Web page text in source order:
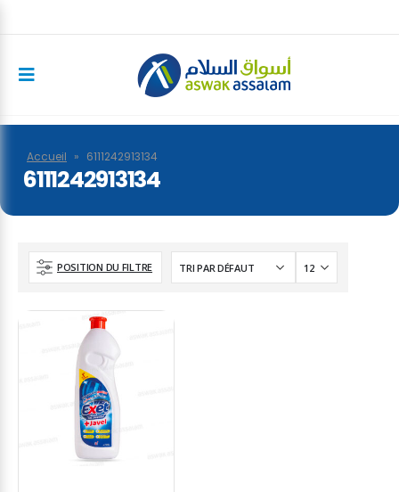
Accueil » 6111242913134
6111242913134
POSITION DU FILTRE